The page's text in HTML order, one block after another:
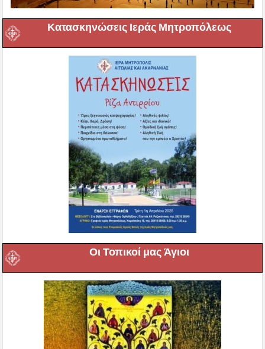
Κατασκηνώσεις Ιεράς Μητροπόλεως
Οι Τοπικοί μας Άγιοι